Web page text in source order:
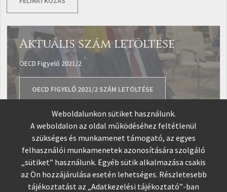
Aktuális szám letöltése
OECD Figyelő 2021/2
PDF FORMÁTUM
OECD FIGYELŐ 2021/2 SZÁM LETÖLTÉSE
Weboldalunkon sütiket használunk.
A weboldalon az oldal működéséhez feltétlenül
szükséges és munkamenet támogató, az egyes
felhasználói munkamenetek azonosítására szolgáló
„sütiket” használunk. Egyéb sütik alkalmazása csakis
az Ön hozzájárulása esetén lehetséges. Részletesebb
tájékoztatást az „Adatkezelési tájékoztató”-ban